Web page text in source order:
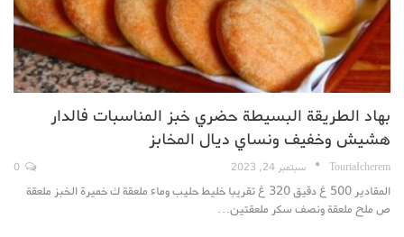
بهاد الطريقة البسيطة حضري خبز المناسبات فالدار
هشيش وخفيف ونساي ديال المخابز
TouriaIcherem سبتمبر 24, 2023
المقادير 500 غ دقيق 320 غ تقريبا خليط حليب وماء ملعقة ك خميرة الخبز ملعقة
ص ملح ملعقة ونصف سكر ملعقتين…